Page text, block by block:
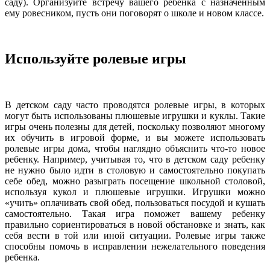
ему ровесником, пусть они поговорят о школе и новом классе.
Используйте ролевые игры
В детском саду часто проводятся ролевые игры, в которых
могут быть использованы плюшевые игрушки и куклы. Такие
игры очень полезны для детей, поскольку позволяют многому
их обучить в игровой форме, и вы можете использовать
ролевые игры дома, чтобы наглядно объяснить что-то новое
ребенку. Например, учитывая то, что в детском саду ребенку
не нужно было идти в столовую и самостоятельно покупать
себе обед, можно разыграть посещение школьной столовой,
используя кукол и плюшевые игрушки. Игрушки можно
«учить» оплачивать свой обед, пользоваться посудой и кушать
самостоятельно. Такая игра поможет вашему ребенку
правильно сориентироваться в новой обстановке и знать, как
себя вести в той или иной ситуации. Ролевые игры также
способны помочь в исправлении нежелательного поведения
ребенка.